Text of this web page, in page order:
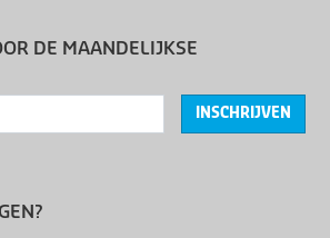
DE MAANDELIJKSE
INSCHRIJVEN